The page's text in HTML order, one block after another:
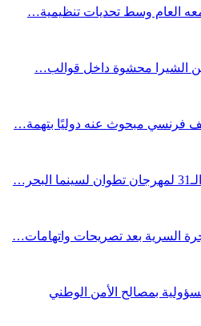
العام وسط تحديات تنظيمية…
فرنسي مبحوث عنه دوليًا بتهمة…
السرية بعد تصريحات واتهامات…
بمصالح الأمن الوطني